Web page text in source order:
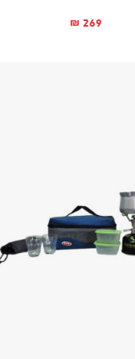
₪ 269